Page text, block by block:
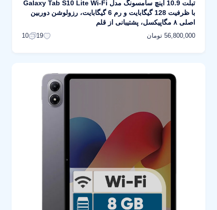
تبلت 10.9 اینچ سامسونگ مدل Galaxy Tab S10 Lite Wi-Fi
با ظرفیت 128 گیگابایت و رم 6 گیگابایت، رزولوشن دوربین
اصلی ۸ مگاپیکسل، پشتیبانی از قلم
56,800,000 تومان 19
10